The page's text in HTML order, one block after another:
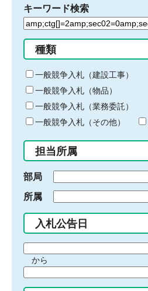
キーワード検索
検
る
キ
ー
ワ
ー
ド
入
力
種類
一般競争入札（建設工事）
一般競争入札（物品）
一般競争入札（業務委託）
一般競争入札（その他）
担当所属
部局
所属
入札公告日
間
始
から
間